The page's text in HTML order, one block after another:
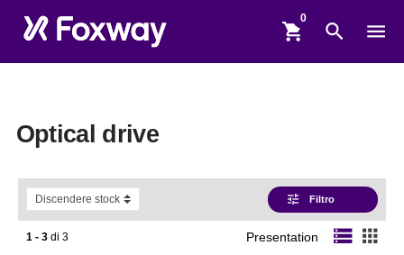
shopping_cart search menu
Optical drive
tune Filtro
1 - 3di 3 Presentation storage apps